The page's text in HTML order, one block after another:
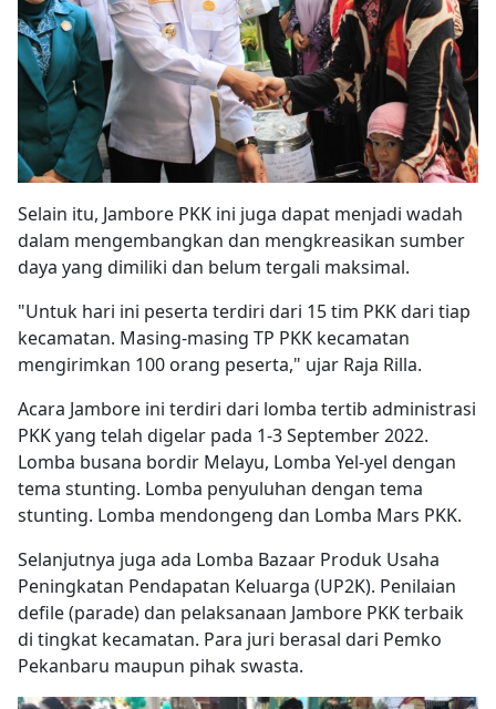
Selain itu, Jambore PKK ini juga dapat menjadi wadah
dalam mengembangkan dan mengkreasikan sumber
daya yang dimiliki dan belum tergali maksimal.
"Untuk hari ini peserta terdiri dari 15 tim PKK dari tiap
kecamatan. Masing-masing TP PKK kecamatan
mengirimkan 100 orang peserta," ujar Raja Rilla.
Acara Jambore ini terdiri dari lomba tertib administrasi
PKK yang telah digelar pada 1-3 September 2022.
Lomba busana bordir Melayu, Lomba Yel-yel dengan
tema stunting. Lomba penyuluhan dengan tema
stunting. Lomba mendongeng dan Lomba Mars PKK.
Selanjutnya juga ada Lomba Bazaar Produk Usaha
Peningkatan Pendapatan Keluarga (UP2K). Penilaian
defile (parade) dan pelaksanaan Jambore PKK terbaik
di tingkat kecamatan. Para juri berasal dari Pemko
Pekanbaru maupun pihak swasta.